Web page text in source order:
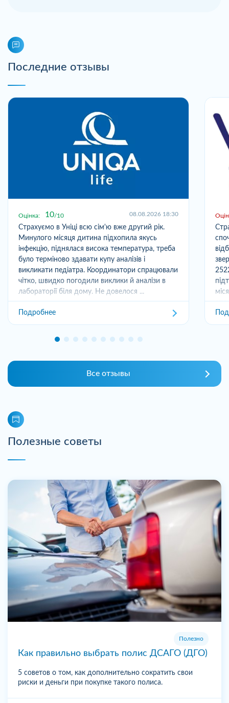
Последние отзывы
Оцінка: 10 10 08.08.2026 18:30
Страхуємо в Уніці всю сім'ю вже другий рік.
Минулого місяця дитина підхопила якусь
інфекцію, піднялася висока температура, треба
було терміново здавати купу аналізів і
викликати педіатра. Координатори спрацювали
чітко, швидко погодили виклики й аналізи в
лабораторії біля дому. Не довелося ...
Подробнее
Все отзывы
Полезные советы
Полезно
Как правильно выбрать полис ДСАГО (ДГО)
5 советов о том, как дополнительно сократить свои
риски и деньги при покупке такого полиса.